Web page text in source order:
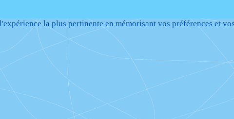
la plus pertinente en mémorisant vos préférences et